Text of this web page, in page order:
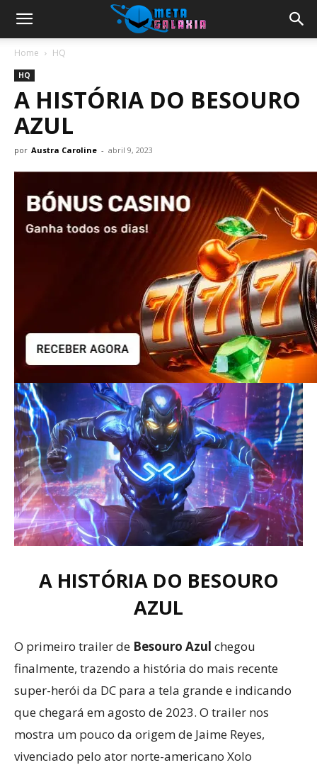
Home HQ
HQ
A HISTÓRIA DO BESOURO
AZUL
por Austra Caroline - abril 9, 2023
A HISTÓRIA DO BESOURO
AZUL
O primeiro trailer de Besouro Azul chegou
finalmente, trazendo a história do mais recente
super-herói da DC para a tela grande e indicando
que chegará em agosto de 2023. O trailer nos
mostra um pouco da origem de Jaime Reyes,
vivenciado pelo ator norte-americano Xolo